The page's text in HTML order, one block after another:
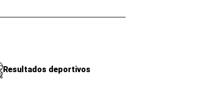
Resultados deportivos